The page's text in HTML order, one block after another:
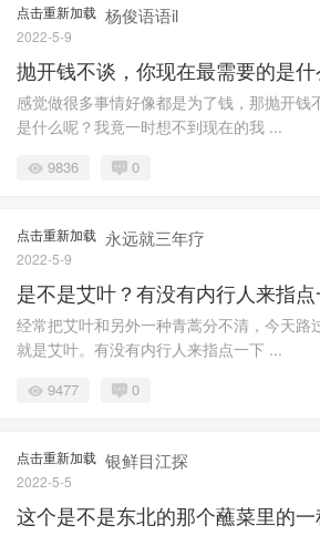
点击重新加载 杨俊语语il
2022-5-9
抛开钱不谈，你现在最需要的是什
感觉做很多事情好像都是为了钱，那抛开钱
是什么呢？我竟一时想不到现在的我 ...
9836 0
点击重新加载 永远就三年疗
2022-5-9
是不是艾叶？有没有内行人来指
经常把艾叶和另外一种青蒿分不清，今天路
就是艾叶。有没有内行人来指点一下 ...
9477 0
点击重新加载 银鲜目江探
2022-5-5
这个是不是东北的那个蘸菜里的一